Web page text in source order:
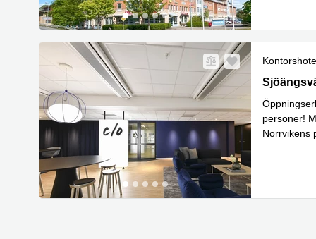
personer!
Norrvikens